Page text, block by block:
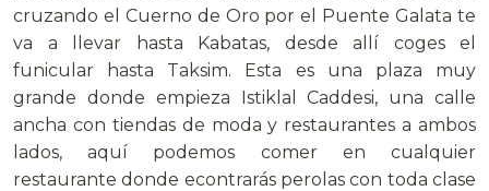
cruzando el Cuerno de Oro por el Puente Galata te
va a llevar hasta Kabatas, desde allí coges el
funicular hasta Taksim. Esta es una plaza muy
grande donde empieza Istiklal Caddesi, una calle
ancha con tiendas de moda y restaurantes a ambos
lados, aquí podemos comer en cualquier
restaurante donde econtrarás perolas con toda clase